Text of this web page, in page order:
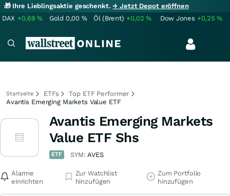
🎁 Ihre Lieblingsaktie geschenkt.→ Jetzt Depot eröffnen
DAX +0,69% Gold 0,00 % Öl (Brent) +0,02% Dow Jones +0,25%
Startseite ETFs
Top ETF Performer
Avantis Emerging Markets Value ETF
Avantis Emerging Markets
Value ETF Shs
ETF SYM:AVES
Alarme
einrichten
Zur Watchlist
hinzufügen
Zum Portfolio
hinzufügen